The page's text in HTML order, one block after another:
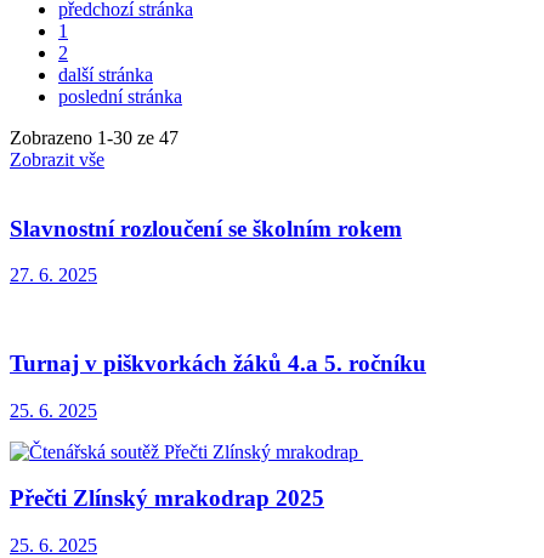
předchozí stránka
1
2
další stránka
poslední stránka
Zobrazeno 1-30 ze 47
Zobrazit vše
Slavnostní rozloučení se školním rokem
27. 6. 2025
Turnaj v piškvorkách žáků 4.a 5. ročníku
25. 6. 2025
Přečti Zlínský mrakodrap 2025
25. 6. 2025